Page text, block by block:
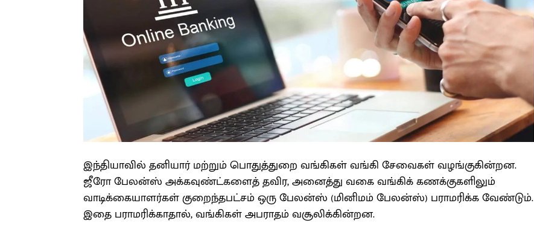
இந்தியாவில் தனியார் மற்றும் பொதுத்துறை வங்கிகள் வங்கி சேவைகள் வழங்குகின்றன.
ஜீரோ பேலன்ஸ் அக்கவுண்ட்களைத் தவிர, அனைத்து வகை வங்கிக் கணக்குகளிலும்
வாடிக்கையாளர்கள் குறைந்தபட்சம் ஒரு பேலன்ஸ் (மினிமம் பேலன்ஸ்) பராமரிக்க வேண்டும்.
இதை பராமரிக்காதால், வங்கிகள் அபராதம் வசூலிக்கின்றன.